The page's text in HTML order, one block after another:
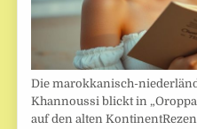
Die marokkanisch-
Khannoussi blickt in
auf den alten